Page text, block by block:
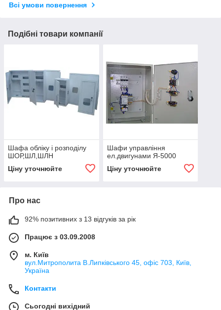
Всі умови повернення
Подібні товари компанії
Шафа обліку і розподілу
ШОР,ШЛ,ШЛН
Ціну уточнюйте
Шафи управління
ел.двигунами Я-5000
Ціну уточнюйте
Про нас
92% позитивних з 13 відгуків за рік
Працює з 03.09.2008
м. Київ
вул.Митрополита В.Липківського 45, офіс 703, Київ,
Україна
Контакти
Сьогодні вихідний